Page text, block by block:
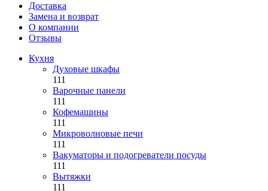
Доставка
Замена и возврат
О компании
Отзывы
Кухня
Духовые шкафы
111
Варочные панели
111
Кофемашины
111
Микроволновые печи
111
Вакуматоры и подогреватели посуды
111
Вытяжки
111